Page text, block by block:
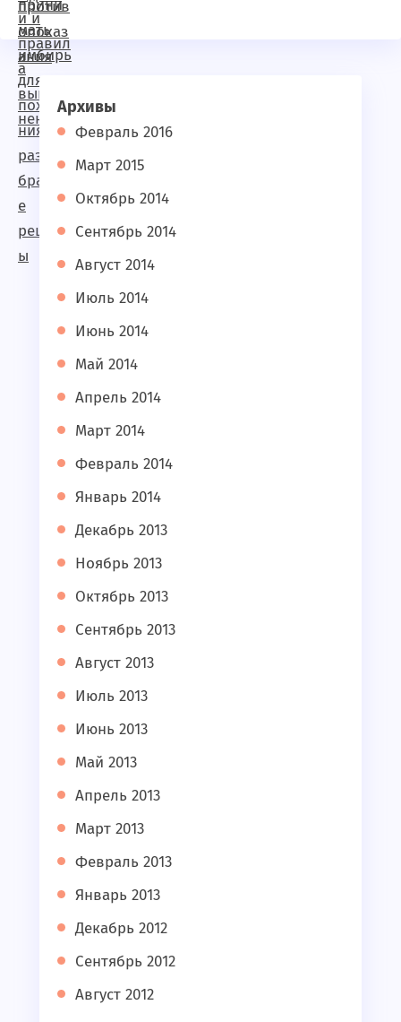
Архивы
Февраль 2016
Март 2015
Октябрь 2014
Сентябрь 2014
Август 2014
Июль 2014
Июнь 2014
Май 2014
Апрель 2014
Март 2014
Февраль 2014
Январь 2014
Декабрь 2013
Ноябрь 2013
Октябрь 2013
Сентябрь 2013
Август 2013
Июль 2013
Июнь 2013
Май 2013
Апрель 2013
Март 2013
Февраль 2013
Январь 2013
Декабрь 2012
Сентябрь 2012
Август 2012